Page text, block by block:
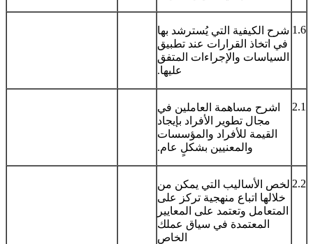
1.6 شرح الكيفية التي يُسترشد بها
في اتخاذ القرارات عند تطبيق
السياسات والإجراءات المتفق
عليها.
2.1
اشرح مساهمة العاملين في
مجال تطوير الأفراد بإيجاد
القيمة للأفراد والمؤسسات
والمعنيين بشكلٍ عام.
2.2 لخص الأساليب التي يمكن من
خلالها اتباع منهجية تركز على
المتعامل وتعتمد على المعايير
المعتمدة في سياق عملك
الخاص